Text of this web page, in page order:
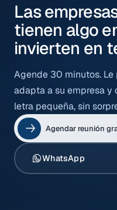
Las
tienen algo
invierten en
Agende 30 minutos.
adapta a su empresa y
letra pequeña, sin
Agendar reunión
WhatsApp